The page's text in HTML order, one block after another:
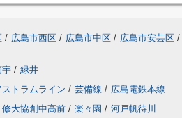
/ 広島市西区 / 広島市中区 / 広島市安芸区 /
宇 / 緑井
トラムライン / 芸備線 / 広島電鉄本線
修大協創中高前 / 楽々園 / 河戸帆待川